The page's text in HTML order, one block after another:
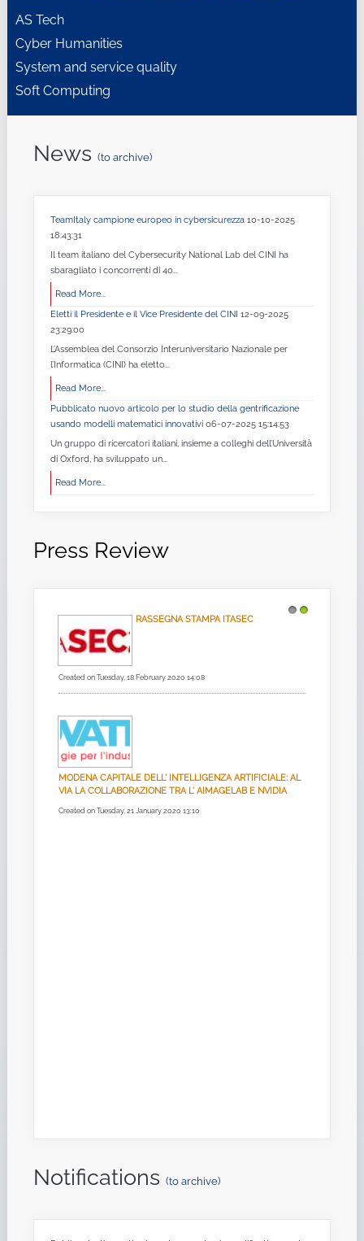
AS Tech
Cyber Humanities
System and service quality
Soft Computing
News (to archive)
TeamItaly campione europeo in cybersicurezza 10-10-2025
18:43:31
Il team italiano del Cybersecurity National Lab del CINI ha
sbaragliato i concorrenti di 40...
Read More...
Eletti il Presidente e il Vice Presidente del CINI 12-09-2025
23:29:00
L’Assemblea del Consorzio Interuniversitario Nazionale per
l’Informatica (CINI) ha eletto...
Read More...
Pubblicato nuovo articolo per lo studio della gentrificazione
usando modelli matematici innovativi 06-07-2025 15:14:53
Un gruppo di ricercatori italiani, insieme a colleghi dell’Università
di Oxford, ha sviluppato un...
Read More...
Press Review
RASSEGNA STAMPA ITASEC
Created on Tuesday, 18 February 2020 14:08
MODENA CAPITALE DELL' INTELLIGENZA ARTIFICIALE: AL
VIA LA COLLABORAZIONE TRA L' AIMAGELAB E NVIDIA
Created on Tuesday, 21 January 2020 13:10
Notifications (to archive)